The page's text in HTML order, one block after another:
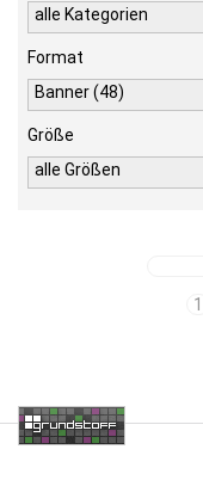
alle Kategorien
Format
Banner (48)
Größe
alle Größen
1